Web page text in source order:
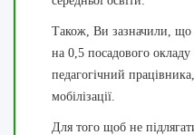
Також, Ви зазначили, що
на 0,5 посадового окладу
педагогічний
мобілізації.
Для того щоб не